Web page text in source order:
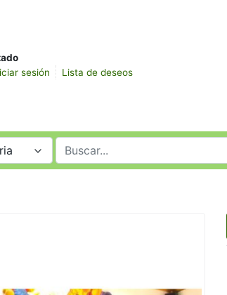
sesión Lista de deseos